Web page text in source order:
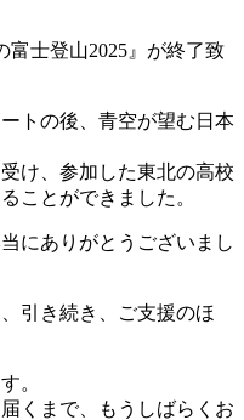
富士登山2025』が終了致
トの後、青空が望む日本
け、参加した東北の高校
ことができました。
にありがとうございまし
引き続き、ご支援のほ
。
くまで、もうしばらくお